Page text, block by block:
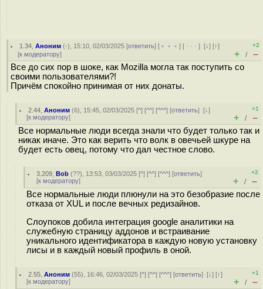
1.34 ,Аноним (-), 15:10, 02/03/2025 [ответить] [ ﹢﹢﹢] [ · · ·][↓] [↑]
[к модератору]
+2
+ / –
Все до сих пор в шоке, как Mozilla могла так поступить со
своими пользователями?!
Причём спокойно принимая от них донаты.
2.44 ,Аноним (6), 15:45, 02/03/2025 [^] [^^] [^^^] [ответить][↓]
[к модератору]
+1
+ / –
Все нормальные люди всегда знали что будет только так и
никак иначе. Это как верить что волк в овечьей шкуре на
будет есть овец, потому что дал честное слово.
3.209 ,Bob (??), 13:53, 03/03/2025 [^] [^^] [^^^] [ответить]
[к модератору]
+2
+ / –
Все нормальные люди плюнули на это безобразие после
отказа от XUL и после вечных редизайнов.
Слоупоков добила интеграция google аналитики на
служебную страницу аддонов и встраивание
уникального идентификатора в каждую новую установку
лисы и в каждый новый профиль в оной.
2.55 ,Аноним (55), 16:46, 02/03/2025 [^] [^^] [^^^] [ответить][↓] [↑]
[к модератору]
+1
+ / –